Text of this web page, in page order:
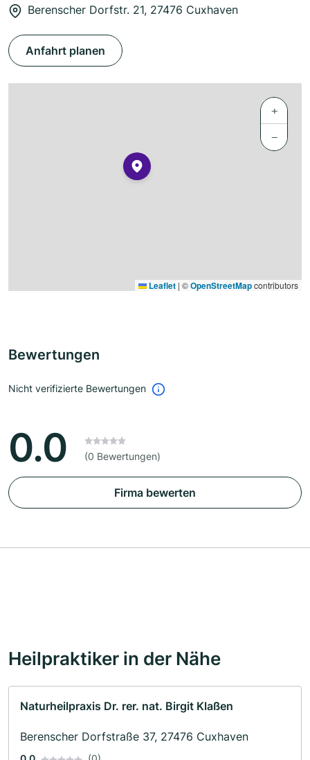
Berenscher Dorfstr. 21, 27476 Cuxhaven
Anfahrt planen
+
−
Leaflet | ©OpenStreetMapcontributors
Bewertungen
Nicht verifizierte Bewertungen
0.0 (0 Bewertungen)
Firma bewerten
Heilpraktiker in der Nähe
Naturheilpraxis Dr. rer. nat. Birgit Klaßen
Berenscher Dorfstraße 37, 27476 Cuxhaven